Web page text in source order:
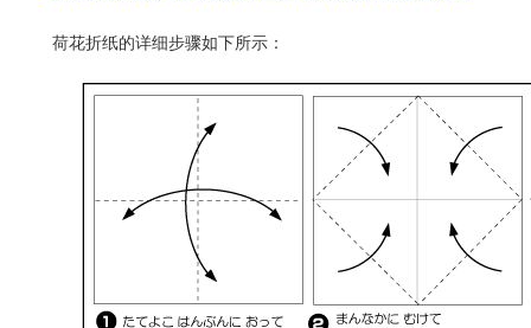
荷花折纸的详细步骤如下所示：